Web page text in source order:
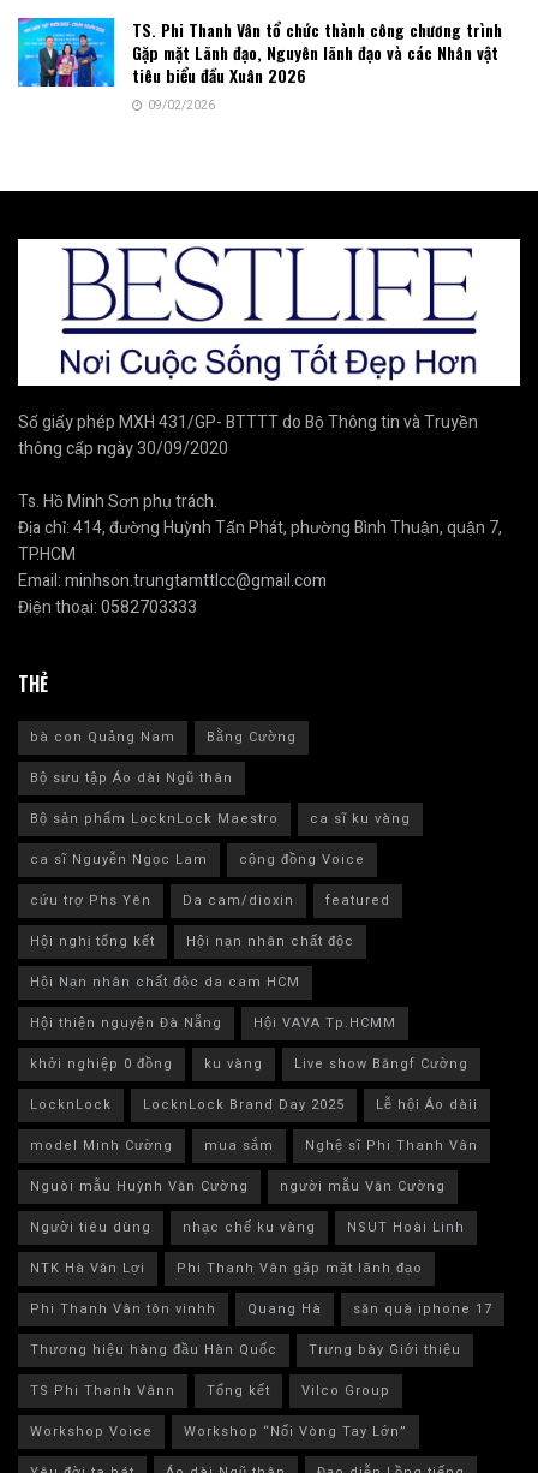
TS. Phi Thanh Vân tổ chức thành công chương trình
Gặp mặt Lãnh đạo, Nguyên lãnh đạo và các Nhân vật
tiêu biểu đầu Xuân 2026
09/02/2026
Số giấy phép MXH 431/GP- BTTTT do Bộ Thông tin và Truyền
thông cấp ngày 30/09/2020
Ts. Hồ Minh Sơn phụ trách.
Địa chỉ: 414, đường Huỳnh Tấn Phát, phường Bình Thuận, quận 7,
TP.HCM
Email:minhson.trungtamttlcc@gmail.com
Điện thoại:0582703333
THẺ
bà con Quảng Nam
Bằng Cường
Bộ sưu tập Áo dài Ngũ thân
Bộ sản phẩm LocknLock Maestro
ca sĩ ku vàng
ca sĩ Nguyễn Ngọc Lam
cộng đồng Voice
cứu trợ Phs Yên
Da cam/dioxin
featured
Hội nghị tổng kết
Hội nạn nhân chất độc
Hội Nạn nhân chất độc da cam HCM
Hội thiện nguyện Đà Nẵng
Hội VAVA Tp.HCMM
khởi nghiệp 0 đồng
ku vàng
Live show Băngf Cường
LocknLock
LocknLock Brand Day 2025
Lễ hội Áo dàii
model Minh Cường
mua sắm
Nghệ sĩ Phi Thanh Vân
Nguòi mẫu Huỳnh Văn Cường
người mẫu Văn Cường
Người tiêu dùng
nhạc chế ku vàng
NSUT Hoài Linh
NTK Hà Văn Lợi
Phi Thanh Vân gặp mặt lãnh đạo
Phi Thanh Vân tôn vinhh
Quang Hà
săn quà iphone 17
Thương hiệu hàng đầu Hàn Quốc
Trưng bày Giới thiệu
TS Phi Thanh Vânn
Tổng kết
Vilco Group
Workshop Voice
Workshop “Nối Vòng Tay Lớn”